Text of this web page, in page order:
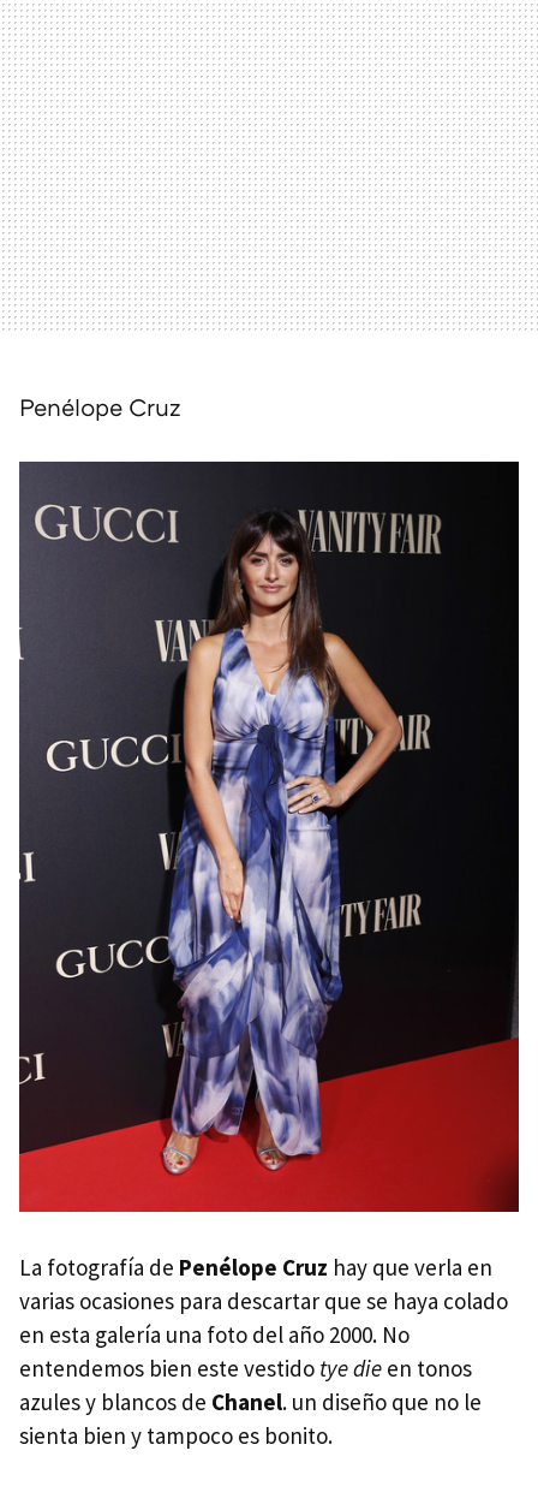
Penélope Cruz
La fotografía de Penélope Cruz hay que verla en
varias ocasiones para descartar que se haya colado
en esta galería una foto del año 2000. No
entendemos bien este vestido tye die en tonos
azules y blancos de Chanel. un diseño que no le
sienta bien y tampoco es bonito.